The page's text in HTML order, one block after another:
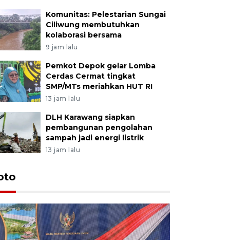
Komunitas: Pelestarian Sungai
Ciliwung membutuhkan
kolaborasi bersama
9 jam lalu
Pemkot Depok gelar Lomba
Cerdas Cermat tingkat
SMP/MTs meriahkan HUT RI
13 jam lalu
DLH Karawang siapkan
pembangunan pengolahan
sampah jadi energi listrik
13 jam lalu